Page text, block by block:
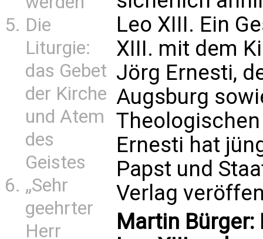
Die
Liturgie:
das Gebet
der Kirche
und Atem
des
Geistes
„Sehr
geehrter
Herr
Leo XIII. Ein
XIII. mit dem
Jörg Ernesti,
Augsburg
Ernesti hat
Papst und
Verlag
Martin Bürger: